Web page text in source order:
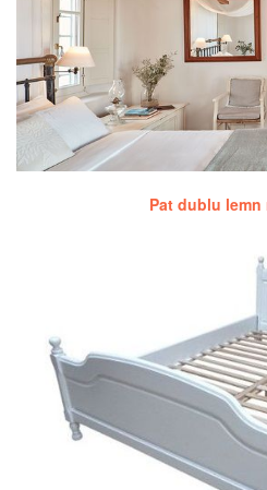
Pat dublu lemn